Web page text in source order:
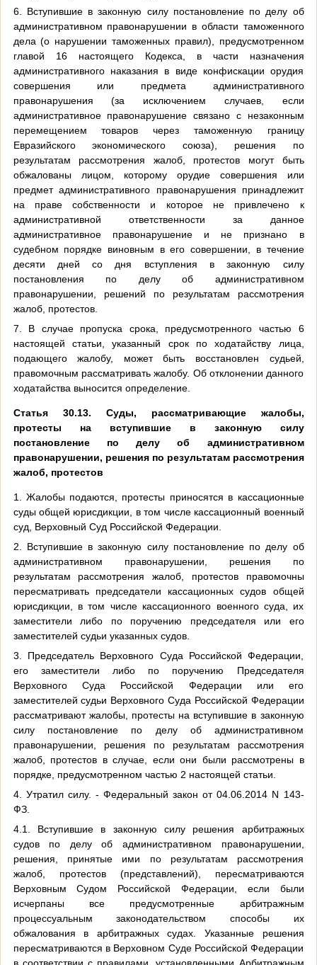
6. Вступившие в законную силу постановление по делу об
административном правонарушении в области таможенного
дела (о нарушении таможенных правил), предусмотренном
главой 16 настоящего Кодекса, в части назначения
административного наказания в виде конфискации орудия
совершения или предмета административного
правонарушения (за исключением случаев, если
административное правонарушение связано с незаконным
перемещением товаров через таможенную границу
Евразийского экономического союза), решения по
результатам рассмотрения жалоб, протестов могут быть
обжалованы лицом, которому орудие совершения или
предмет административного правонарушения принадлежит
на праве собственности и которое не привлечено к
административной ответственности за данное
административное правонарушение и не признано в
судебном порядке виновным в его совершении, в течение
десяти дней со дня вступления в законную силу
постановления по делу об административном
правонарушении, решений по результатам рассмотрения
жалоб, протестов.
7. В случае пропуска срока, предусмотренного частью 6
настоящей статьи, указанный срок по ходатайству лица,
подающего жалобу, может быть восстановлен судьей,
правомочным рассматривать жалобу. Об отклонении данного
ходатайства выносится определение.
Статья 30.13. Суды, рассматривающие жалобы,
протесты на вступившие в законную силу
постановление по делу об административном
правонарушении, решения по результатам рассмотрения
жалоб, протестов
1. Жалобы подаются, протесты приносятся в кассационные
суды общей юрисдикции, в том числе кассационный военный
суд, Верховный Суд Российской Федерации.
2. Вступившие в законную силу постановление по делу об
административном правонарушении, решения по
результатам рассмотрения жалоб, протестов правомочны
пересматривать председатели кассационных судов общей
юрисдикции, в том числе кассационного военного суда, их
заместители либо по поручению председателя или его
заместителей судьи указанных судов.
3. Председатель Верховного Суда Российской Федерации,
его заместители либо по поручению Председателя
Верховного Суда Российской Федерации или его
заместителей судьи Верховного Суда Российской Федерации
рассматривают жалобы, протесты на вступившие в законную
силу постановление по делу об административном
правонарушении, решения по результатам рассмотрения
жалоб, протестов в случае, если они были рассмотрены в
порядке, предусмотренном частью 2 настоящей статьи.
4. Утратил силу. - Федеральный закон от 04.06.2014 N 143-
ФЗ.
4.1. Вступившие в законную силу решения арбитражных
судов по делу об административном правонарушении,
решения, принятые ими по результатам рассмотрения
жалоб, протестов (представлений), пересматриваются
Верховным Судом Российской Федерации, если были
исчерпаны все предусмотренные арбитражным
процессуальным законодательством способы их
обжалования в арбитражных судах. Указанные решения
пересматриваются в Верховном Суде Российской Федерации
в соответствии с правилами, установленными Арбитражным